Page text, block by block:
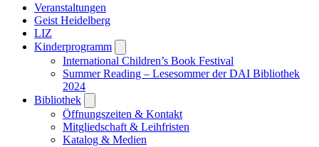
Veranstaltungen
Geist Heidelberg
LIZ
Kinderprogramm
submenu
International Children’s Book Festival
Summer Reading – Lesesommer der DAI Bibliothek
2024
Bibliothek
submenu
Öffnungszeiten & Kontakt
Mitgliedschaft & Leihfristen
Katalog & Medien